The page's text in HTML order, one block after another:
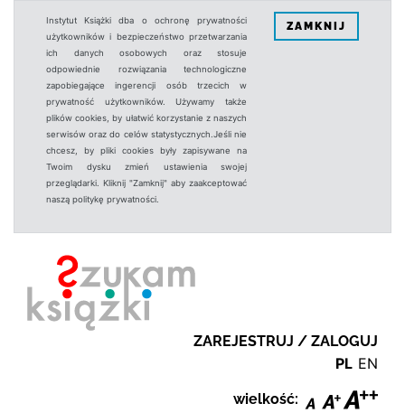
Instytut Książki dba o ochronę prywatności
użytkowników i bezpieczeństwo przetwarzania
ich danych osobowych oraz stosuje
odpowiednie rozwiązania technologiczne
zapobiegające ingerencji osób trzecich w
prywatność użytkowników. Używamy także
plików cookies, by ułatwić korzystanie z naszych
serwisów oraz do celów statystycznych.Jeśli nie
chcesz, by pliki cookies były zapisywane na
Twoim dysku zmień ustawienia swojej
przeglądarki. Kliknij "Zamknij" aby zaakceptować
naszą politykę prywatności.
ZAMKNIJ
ZAREJESTRUJ / ZALOGUJ
PL EN
wielkość: